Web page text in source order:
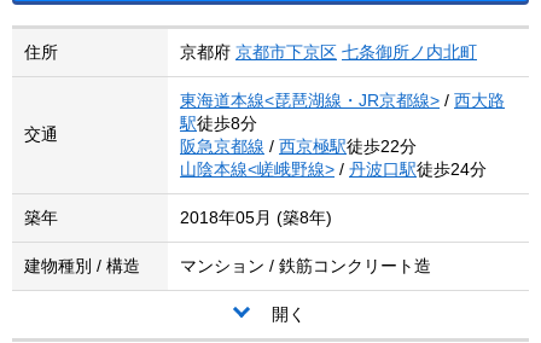
住所 京都府 京都市下京区 七条御所ノ内北町
交通
東海道本線<琵琶湖線・JR京都線> / 西大路
駅徒歩8分
阪急京都線 / 西京極駅徒歩22分
山陰本線<嵯峨野線> / 丹波口駅徒歩24分
築年 2018年05月 (築8年)
建物種別 / 構造 マンション / 鉄筋コンクリート造
開く